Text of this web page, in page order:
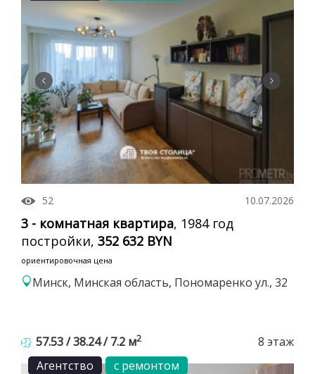
52 10.07.2026
3 - комнатная квартира, 1984 год
постройки, 352 632 BYN
ориентировочная цена
Минск, Минская область, Пономаренко ул., 32
57.53 / 38.24 / 7.2 м2
8 этаж
Агентство
с ремонтом